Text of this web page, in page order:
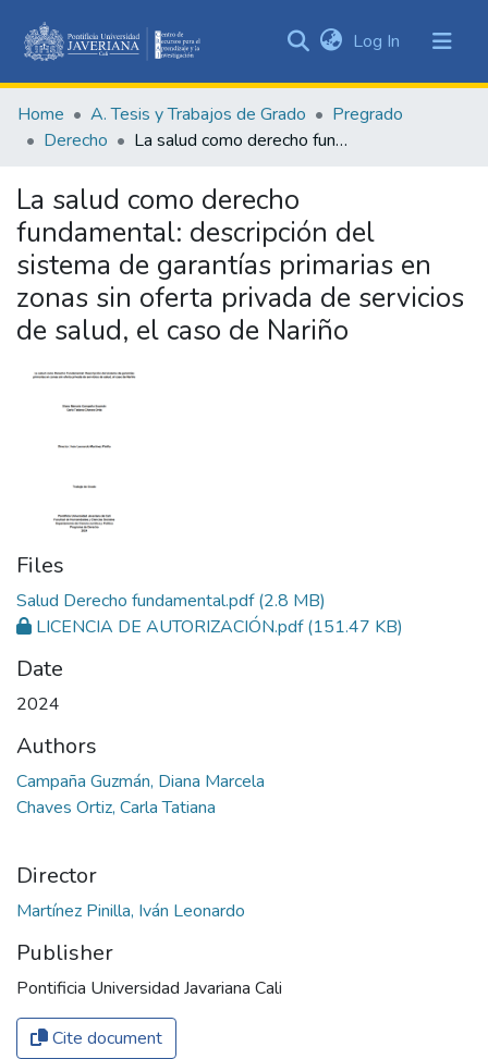
&
Collections
Statistics
Log In (current)
Home A. Tesis y Trabajos de Grado
Pregrado
Derecho
La salud como derecho fundamental: descripción del sistema de garantías primarias en zonas sin oferta privada de servicios de salud, el caso de Nariño
La salud como derecho
fundamental: descripción del
sistema de garantías primarias en
zonas sin oferta privada de servicios
de salud, el caso de Nariño
Files
Salud Derecho fundamental.pdf(2.8 MB)
LICENCIA DE AUTORIZACIÓN.pdf(151.47 KB)
Date
2024
Authors
Campaña Guzmán, Diana Marcela
Chaves Ortiz, Carla Tatiana
Director
Martínez Pinilla, Iván Leonardo
Publisher
Pontificia Universidad Javariana Cali
Cite document